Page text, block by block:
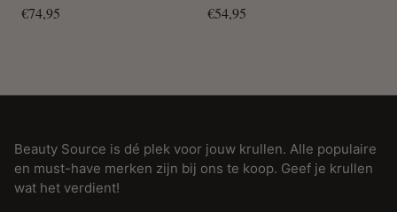
€74,95 €54,95
Beauty Source is dé plek voor jouw krullen. Alle populaire
en must-have merken zijn bij ons te koop. Geef je krullen
wat het verdient!